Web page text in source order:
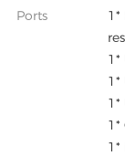
Ports
1*
1*
1*
1*
1*
1*